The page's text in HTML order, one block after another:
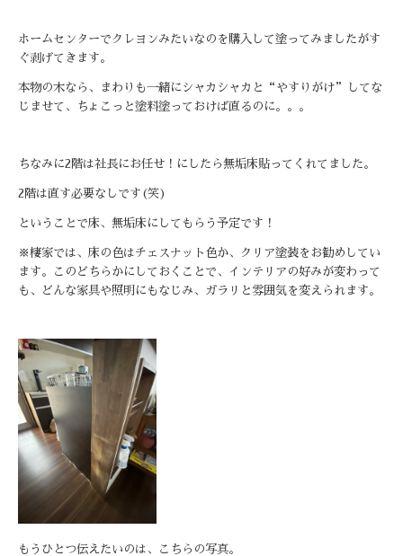
ホームセンターでクレヨンみたいなのを購入して塗ってみましたがす
ぐ剥げてきます。
本物の木なら、まわりも一緒にシャカシャカと“やすりがけ”してな
じませて、ちょこっと塗料塗っておけば直るのに。。。
ちなみに2階は社長にお任せ！にしたら無垢床貼ってくれてました。
2階は直す必要なしです (笑)
ということで床、無垢床にしてもらう予定です！
※棲家では、床の色はチェスナット色か、クリア塗装をお勧めしてい
ます。このどちらかにしておくことで、インテリアの好みが変わって
も、どんな家具や照明にもなじみ、ガラリと雰囲気を変えられます。
もうひとつ伝えたいのは、こちらの写真。